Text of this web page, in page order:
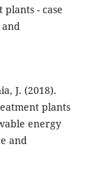
- case
J. (2018).
plants
energy
and